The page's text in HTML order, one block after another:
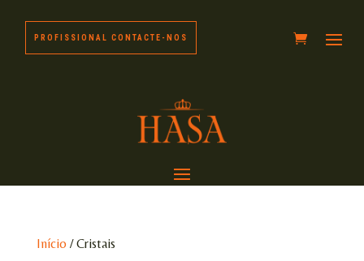
PROFISSIONAL CONTACTE-NOS
Início / Cristais